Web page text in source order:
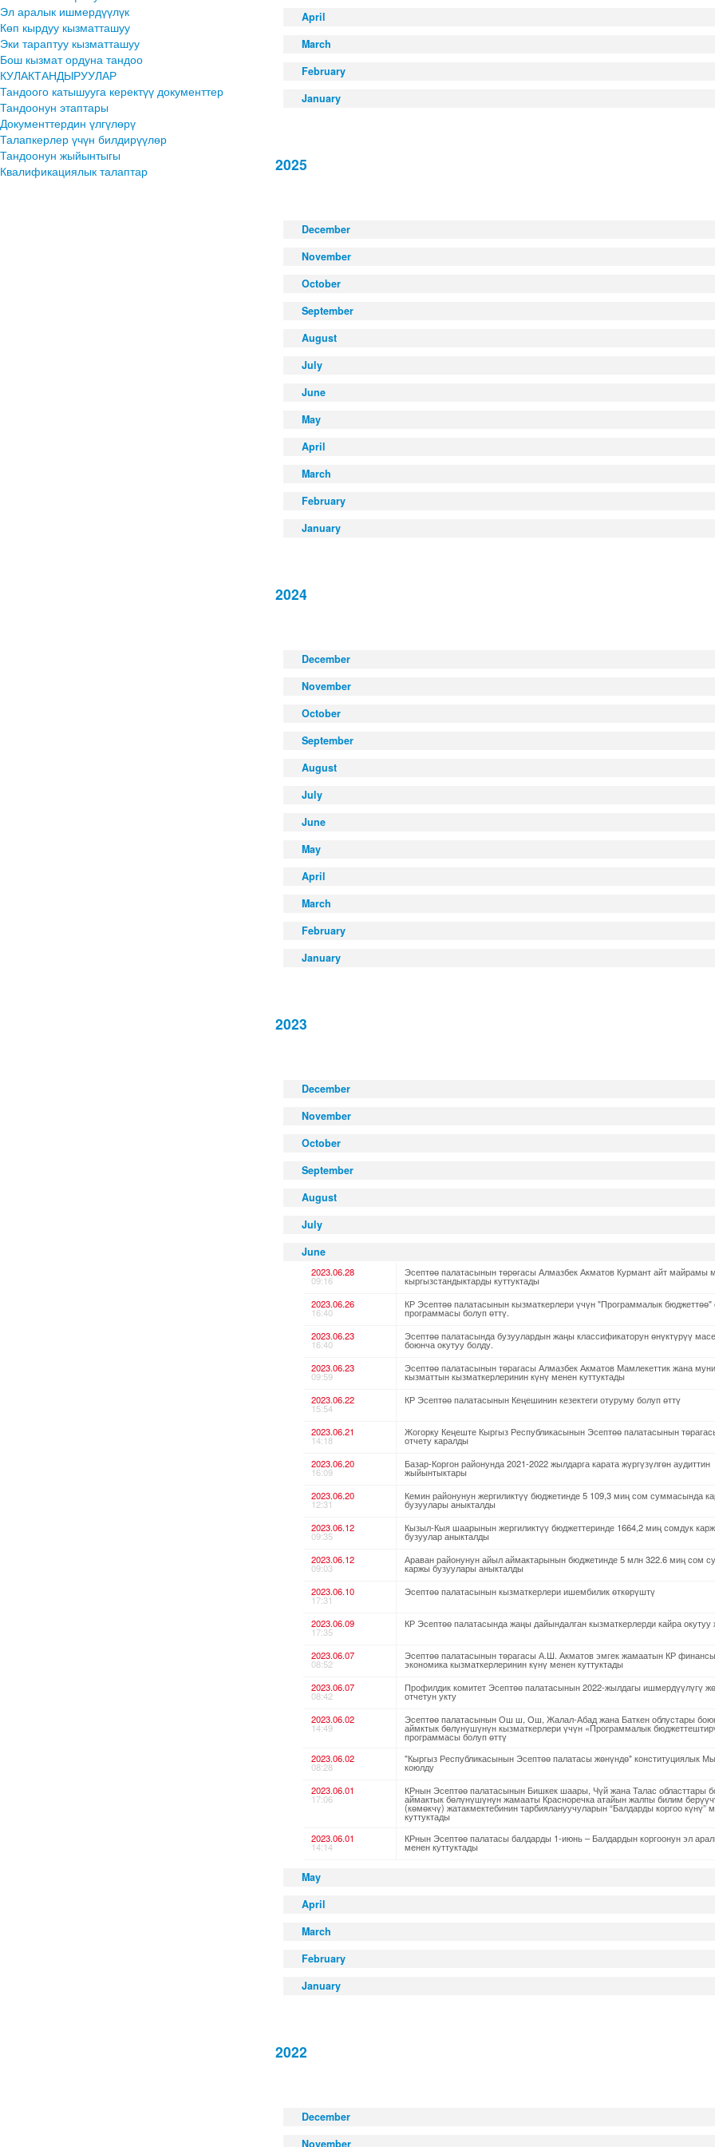
Эл аралык ишмердүүлүк
Көп кырдуу кызматташуу
Эки тараптуу кызматташуу
Бош кызмат ордуна тандоо
КУЛАКТАНДЫРУУЛАР
Тандоого катышууга керектүү документтер
Тандоонун этаптары
Документтердин үлгүлөрү
Талапкерлер үчүн билдирүүлөр
Тандоонун жыйынтыгы
Квалификациялык талаптар
April
March
February
January
2025
December
November
October
September
August
July
June
May
April
March
February
January
2024
December
November
October
September
August
July
June
May
April
March
February
January
2023
December
November
October
September
August
July
June
2023.06.28
09:16
Эсептөө палатасынын төрөгасы Алмазбек Акматов Курмант айт майрамы
кыргызстандыктарды куттуктады
2023.06.26
16:40
КР Эсептөө палатасынын кызматкерлери үчүн "Программалык бюджеттөө"
программасы болуп өттү.
2023.06.23
16:40
Эсептөө палатасында бузуулардын жаңы классификаторун өнүктүрүү
боюнча окутуу болду.
2023.06.23
09:59
Эсептөө палатасынын төрагасы Алмазбек Акматов Мамлекеттик жана
кызматтын кызматкерлеринин күнү менен куттуктады
2023.06.22
15:54
КР Эсептөө палатасынын Кеңешинин кезектеги отуруму болуп өттү
2023.06.21
14:18
Жогорку Кеңеште Кыргыз Республикасынын Эсептөө палатасынын
отчету каралды
2023.06.20
16:09
Базар-Коргон районунда 2021-2022 жылдарга карата жүргүзүлгөн аудиттин
жыйынтыктары
2023.06.20
12:31
Кемин районунун жергиликтүү бюджетинде 5 109,3 миң сом суммасында
бузуулары аныкталды
2023.06.12
09:35
Кызыл-Кыя шаарынын жергиликтүү бюджеттеринде 1664,2 миң сомдук
бузуулар аныкталды
2023.06.12
09:03
Араван районунун айыл аймактарынын бюджетинде 5 млн 322.6 миң сом
каржы бузуулары аныкталды
2023.06.10
17:31
Эсептөө палатасынын кызматкерлери ишембилик өткөрүштү
2023.06.09
17:35
КР Эсептөө палатасында жаңы дайындалган кызматкерлерди кайра окутуу
2023.06.07
08:52
Эсептөө палатасынын төрагасы А.Ш. Акматов эмгек жамаатын КР
экономика кызматкерлеринин күнү менен куттуктады
2023.06.07
08:42
Профилдик комитет Эсептөө палатасынын 2022-жылдагы ишмердүүлүгү
отчетун укту
2023.06.02
14:49
Эсептөө палатасынын Ош ш, Ош, Жалал-Абад жана Баткен облустары
аймктык бөлүнүшүнүн кызматкерлери үчүн «Программалык
программасы болуп өттү
2023.06.02
08:28
"Кыргыз Республикасынын Эсептөө палатасы жөнүндө" конституциялык
коюлду
2023.06.01
17:06
КРнын Эсептөө палатасынын Бишкек шаары, Чүй жана Талас областтары
аймактык бөлүнүшүнүн жамааты Красноречка атайын жалпы билим
(көмөкчү) жатакмектебинин тарбиялануучуларын “Балдарды коргоо күнү”
куттуктады
2023.06.01
14:14
КРнын Эсептөө палатасы балдарды 1-июнь – Балдардын коргоонун эл
менен куттуктады
May
April
March
February
January
2022
December
November